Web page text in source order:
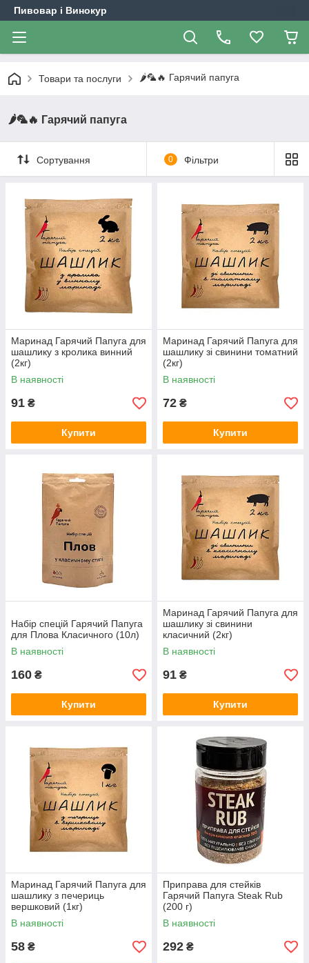
Пивовар і Винокур
Товари та послуги 🌶🦜🔥 Гарячий папуга
🌶🦜🔥 Гарячий папуга
Сортування 0 Фільтри
Маринад Гарячий Папуга для
шашлику з кролика винний
(2кг)
В наявності
91 ₴
Купити
Маринад Гарячий Папуга для
шашлику зі свинини томатний
(2кг)
В наявності
72 ₴
Купити
Набір спецій Гарячий Папуга
для Плова Класичного (10л)
В наявності
160 ₴
Купити
Маринад Гарячий Папуга для
шашлику зі свинини
класичний (2кг)
В наявності
91 ₴
Купити
Маринад Гарячий Папуга для
шашлику з печериць
вершковий (1кг)
В наявності
58 ₴
Приправа для стейків
Гарячий Папуга Steak Rub
(200 г)
В наявності
292 ₴